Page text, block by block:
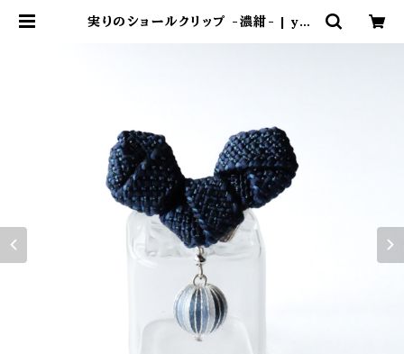
実りのショールクリップ -濃紺- | yos